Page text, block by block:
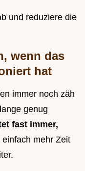
und reduziere die
wenn das
hat
immer noch zäh
genug
fast immer,
einfach mehr Zeit